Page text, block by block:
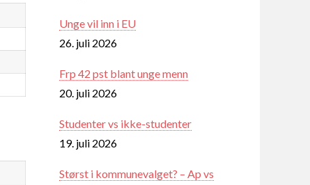
Unge vil inn i EU
26. juli 2026
Frp 42 pst blant unge menn
20. juli 2026
Studenter vs ikke-studenter
19. juli 2026
Størst i kommunevalget? – Ap vs